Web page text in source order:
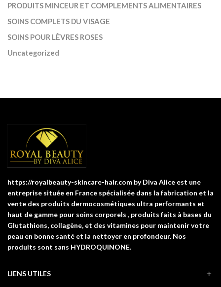
PRODUITS MINCEUR ET COMPLEMENTS ALIMENTAIRES
SOINS COMPLETS DU VISAGE
SOINS POUR LÈVRES ROSES
Uncategorized
https://royalbeauty-skincare-hair.com by Diva Alice est une
entreprise située en France spécialisée dans la fabrication et la
vente des produits dermocosmétiques ultra performants et
haut de gamme pour soins corporels , produits faits à bases du
Glutathions, collagène, et des vitamines pour maintenir votre
peau en bonne santé et la nettoyer en profondeur. Nos
produits sont sans HYDROQUINONE.
LIENS UTILES